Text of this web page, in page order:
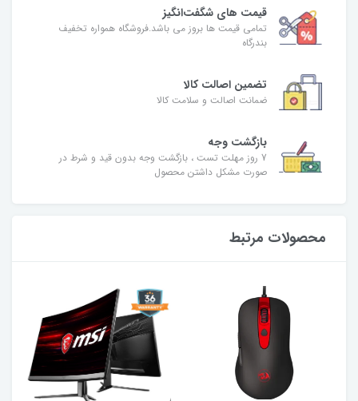
قیمت های شگفت‌انگیز
تمامی قیمت ها بروز می باشد.فروشگاه همواره تخفیف
بندرگاه
تضمین اصالت کالا
ضمانت اصالت و سلامت کالا
بازگشت وجه
7 روز مهلت تست ، بازگشت وجه بدون قید و شرط در
صورت مشکل داشتن محصول
محصولات مرتبط